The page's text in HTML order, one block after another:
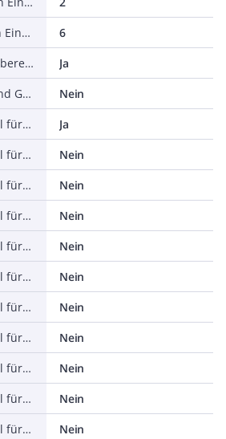
Anzahl der digitalen Eingänge
6
Einsatz im Industriebereich zulässig
Ja
Einsatz im Wohn- und Gewerbebereich zulässig
Nein
Unterstützt Protokoll für TCP/IP
Ja
Unterstützt Protokoll für PROFIBUS
Nein
Unterstützt Protokoll für CAN
Nein
Unterstützt Protokoll für INTERBUS
Nein
Unterstützt Protokoll für ASI
Nein
Unterstützt Protokoll für KNX
Nein
Unterstützt Protokoll für Modbus
Nein
Unterstützt Protokoll für Data-Highway
Nein
Unterstützt Protokoll für DeviceNet
Nein
Unterstützt Protokoll für SUCONET
Nein
Unterstützt Protokoll für LON
Nein